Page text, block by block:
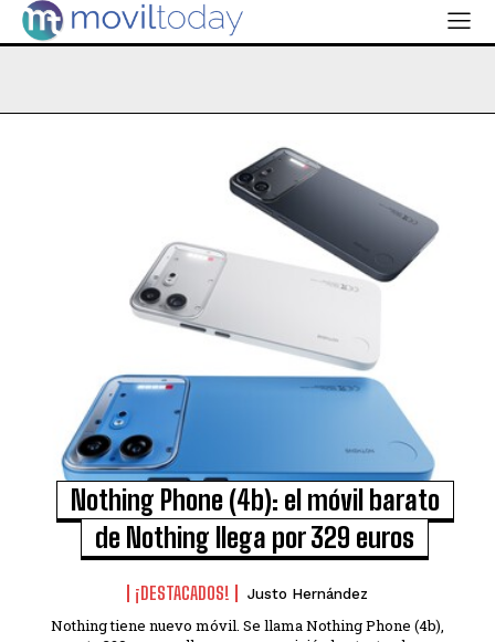
Nothing Phone (4b): el móvil barato
de Nothing llega por 329 euros
¡DESTACADOS! Justo Hernández
Nothing tiene nuevo móvil. Se llama Nothing Phone (4b),